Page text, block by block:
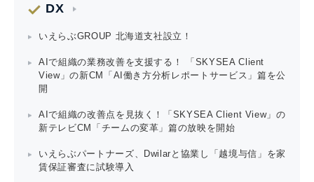
DX
いえらぶGROUP 北海道支社設立！
AIで組織の業務改善を支援する！ 「SKYSEA Client
View」の新CM「AI働き方分析レポートサービス」篇を公
開
AIで組織の改善点を見抜く！「SKYSEA Client View」の
新テレビCM「チームの変革」篇の放映を開始
いえらぶパートナーズ、Dwilarと協業し「越境与信」を家
賃保証審査に試験導入